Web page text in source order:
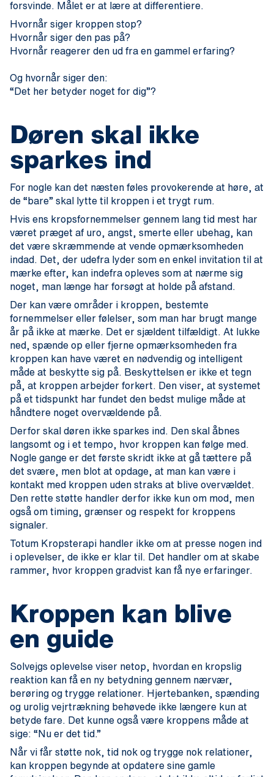
forsvinde. Målet er at lære at differentiere.
Hvornår siger kroppen stop?
Hvornår siger den pas på?
Hvornår reagerer den ud fra en gammel erfaring?
Og hvornår siger den:
“Det her betyder noget for dig”?
Døren skal ikke
sparkes ind
For nogle kan det næsten føles provokerende at høre, at
de “bare” skal lytte til kroppen i et trygt rum.
Hvis ens kropsfornemmelser gennem lang tid mest har
været præget af uro, angst, smerte eller ubehag, kan
det være skræmmende at vende opmærksomheden
indad. Det, der udefra lyder som en enkel invitation til at
mærke efter, kan indefra opleves som at nærme sig
noget, man længe har forsøgt at holde på afstand.
Der kan være områder i kroppen, bestemte
fornemmelser eller følelser, som man har brugt mange
år på ikke at mærke. Det er sjældent tilfældigt. At lukke
ned, spænde op eller fjerne opmærksomheden fra
kroppen kan have været en nødvendig og intelligent
måde at beskytte sig på. Beskyttelsen er ikke et tegn
på, at kroppen arbejder forkert. Den viser, at systemet
på et tidspunkt har fundet den bedst mulige måde at
håndtere noget overvældende på.
Derfor skal døren ikke sparkes ind. Den skal åbnes
langsomt og i et tempo, hvor kroppen kan følge med.
Nogle gange er det første skridt ikke at gå tættere på
det svære, men blot at opdage, at man kan være i
kontakt med kroppen uden straks at blive overvældet.
Den rette støtte handler derfor ikke kun om mod, men
også om timing, grænser og respekt for kroppens
signaler.
Totum Kropsterapi handler ikke om at presse nogen ind
i oplevelser, de ikke er klar til. Det handler om at skabe
rammer, hvor kroppen gradvist kan få nye erfaringer.
Kroppen kan blive
en guide
Solvejgs oplevelse viser netop, hvordan en kropslig
reaktion kan få en ny betydning gennem nærvær,
berøring og trygge relationer. Hjertebanken, spænding
og urolig vejrtrækning behøvede ikke længere kun at
betyde fare. Det kunne også være kroppens måde at
sige: “Nu er det tid.”
Når vi får støtte nok, tid nok og trygge nok relationer,
kan kroppen begynde at opdatere sine gamle